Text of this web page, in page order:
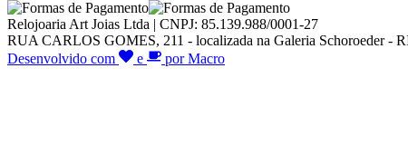
Relojoaria Art Joias Ltda | CNPJ: 85.139.988/0001-27
RUA CARLOS GOMES, 211 - localizada na Galeria Schoroeder -
Desenvolvido com
e por Macro